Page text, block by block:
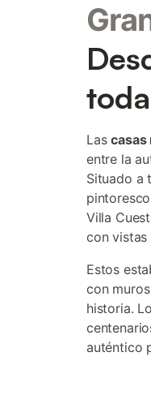
Lascasas
entre la
Situado a
Villa
con vistas
Estos
con
historia.
auténtico